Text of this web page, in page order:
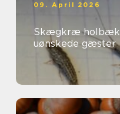
09. April 2026
Skægkræ holbæk sådan håndterer du de
uønskede gæster